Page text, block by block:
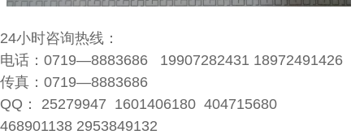
24小时咨询热线：
电话：0719—8883686 19907282431 18972491426
传真：0719—8883686
QQ： 25279947 1601406180 404715680
468901138 2953849132